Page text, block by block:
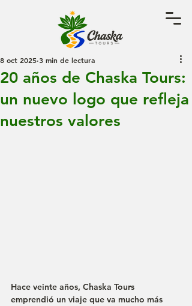
20 años de Chaska Tours:
un nuevo logo que refleja
nuestros valores
8 oct 2025 3 min de lectura
Hace veinte años, Chaska Tours
emprendió un viaje que va mucho más